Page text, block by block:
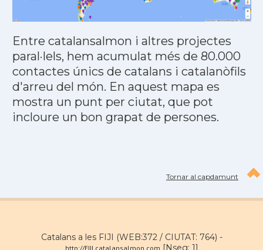
Entre catalansalmon i altres projectes
paral·lels, hem acumulat més de 80.000
contactes únics de catalans i catalanòfils
d'arreu del món. En aquest mapa es
mostra un punt per ciutat, que pot
incloure un bon grapat de persones.
Tornar al capdamunt
Catalans a les FIJI (WEB:372 / CIUTAT: 764) -
http://FIJI.catalansalmon.com [Nseg: 1]